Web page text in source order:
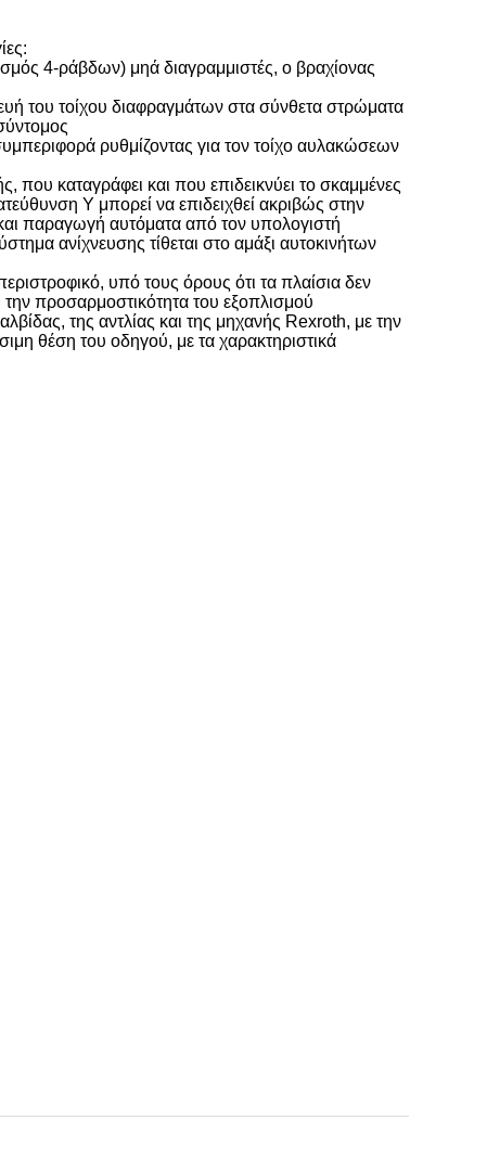
4-ράβδων) μηά διαγραμμιστές, ο βραχίονας
του τοίχου διαφραγμάτων στα σύνθετα στρώματα
ρυθμίζοντας για τον τοίχο αυλακώσεων
καταγράφει και που επιδεικνύει το σκαμμένες
Υ μπορεί να επιδειχθεί ακριβώς στην
παραγωγή αυτόματα από τον υπολογιστή
ανίχνευσης τίθεται στο αμάξι αυτοκινήτων
υπό τους όρους ότι τα πλαίσια δεν
προσαρμοστικότητα του εξοπλισμού
της αντλίας και της μηχανής Rexroth, με την
θέση του οδηγού, με τα χαρακτηριστικά